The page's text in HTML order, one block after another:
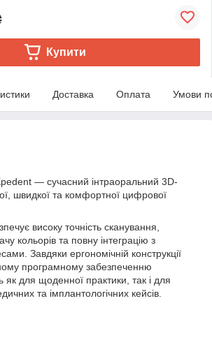
Купити
Доставка Оплата Умови
— сучасний інтраоральний 3D-
швидкої та комфортної цифрової
високу точність сканування,
кольорів та повну інтеграцію з
Завдяки ергономічній конструкції
програмному забезпеченню
як для щоденної практики, так і для
та імплантологічних кейсів.